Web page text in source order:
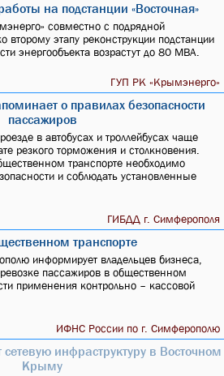
на подстанции «Восточная»
совместно с подрядной
второму этапу реконструкции подстанции
энергообъекта возрастут до 80 МВА.
ГУП РК «Крымэнерго»
о правилах безопасности
пассажиров
в автобусах и троллейбусах чаще
резкого торможения и столкновения.
транспорте необходимо
и соблюдать установленные
ГИБДД г. Симферополя
транспорте
информирует владельцев бизнеса,
пассажиров в общественном
применения контрольно – кассовой
ИФНС России по г. Симферополю
инфраструктуру в Восточном
Крыму